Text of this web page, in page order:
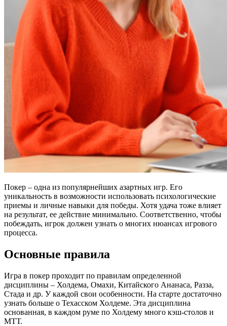
Покер – одна из популярнейших азартных игр. Его
уникальность в возможности использовать психологические
приемы и личные навыки для победы. Хотя удача тоже влияет
на результат, ее действие минимально. Соответственно, чтобы
побеждать, игрок должен узнать о многих нюансах игрового
процесса.
Основные правила
Игра в покер проходит по правилам определенной
дисциплины – Холдема, Омахи, Китайского Ананаса, Разза,
Стада и др. У каждой свои особенности. На старте достаточно
узнать больше о Техасском Холдеме. Эта дисциплина
основанная, в каждом руме по Холдему много кэш-столов и
МТТ.